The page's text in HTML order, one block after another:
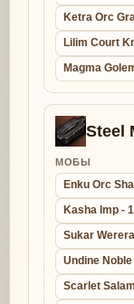
Ketra Orc
Lilim Court
Magma
Steel
МОБЫ
Enku Orc
Kasha Imp -
Sukar
Undine
Scarlet